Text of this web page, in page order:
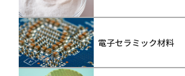
電子セラミック材料